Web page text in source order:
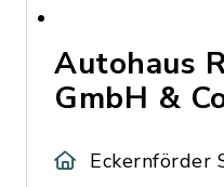
Autohaus
GmbH &
Eckernförder